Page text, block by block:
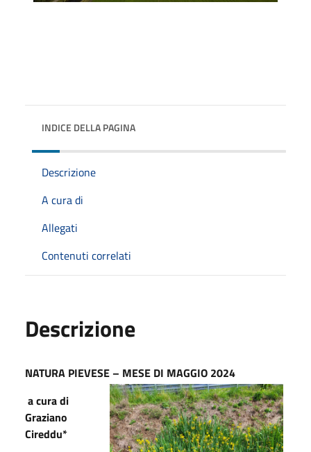
INDICE DELLA PAGINA
Descrizione
A cura di
Allegati
Contenuti correlati
Descrizione
NATURA PIEVESE – MESE DI MAGGIO 2024
a cura di
Graziano
Cireddu*